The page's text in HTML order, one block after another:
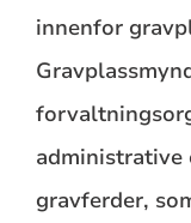
innenfor
gravferder,